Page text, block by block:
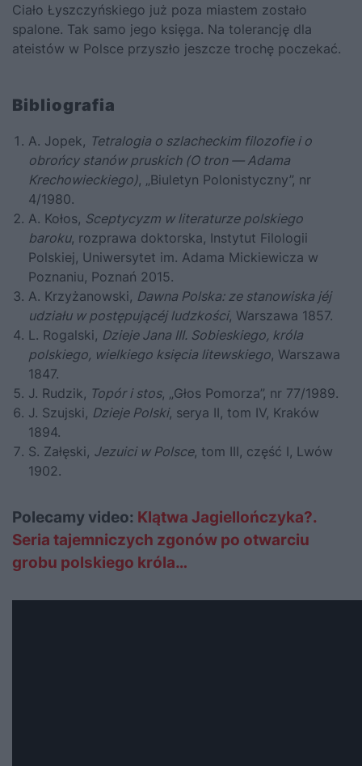
Ciało Łyszczyńskiego już poza miastem zostało
spalone. Tak samo jego księga. Na tolerancję dla
ateistów w Polsce przyszło jeszcze trochę poczekać.
Bibliografia
A. Jopek, Tetralogia o szlacheckim filozofie i o
obrońcy stanów pruskich (O tron — Adama
Krechowieckiego), „Biuletyn Polonistyczny”, nr
4/1980.
A. Kołos, Sceptycyzm w literaturze polskiego
baroku, rozprawa doktorska, Instytut Filologii
Polskiej, Uniwersytet im. Adama Mickiewicza w
Poznaniu, Poznań 2015.
A. Krzyżanowski, Dawna Polska: ze stanowiska jéj
udziału w postępującéj ludzkości, Warszawa 1857.
L. Rogalski, Dzieje Jana III. Sobieskiego, króla
polskiego, wielkiego księcia litewskiego, Warszawa
1847.
J. Rudzik, Topór i stos, „Głos Pomorza”, nr 77/1989.
J. Szujski, Dzieje Polski, serya II, tom IV, Kraków
1894.
S. Załęski, Jezuici w Polsce, tom III, część I, Lwów
1902.
Polecamy video: Klątwa Jagiellończyka?.
Seria tajemniczych zgonów po otwarciu
grobu polskiego króla…